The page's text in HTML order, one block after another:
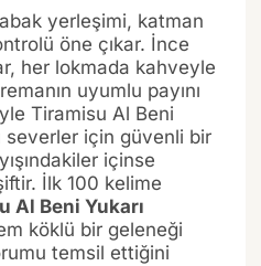
yerleşimi, katman
öne çıkar. İnce
her lokmada kahveyle
uyumlu payını
Tiramisu Al Beni
severler için güvenli bir
içinse
İlk 100 kelime
Al Beni Yukarı
köklü bir geleneği
temsil ettiğini